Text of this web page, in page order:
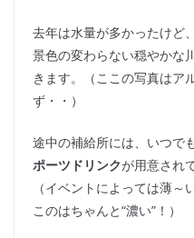
去年は水量が多かったけど
景色の変わらない穏やかな
きます。（ここの写真はア
ず・・）
途中の補給所には、いつで
ポーツドリンクが用意され
（イベントによっては薄～
このはちゃんと“濃い”！）